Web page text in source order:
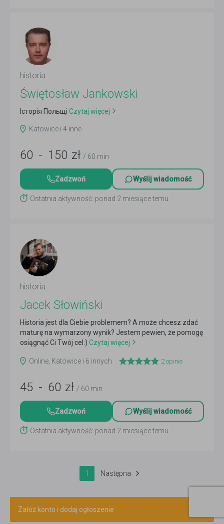
historia
Świętosław Jankowski
Історія Польщі Czytaj więcej
Katowice i 4 inne
60 - 150 zł / 60 min
Zadzwoń Wyślij wiadomość
Ostatnia aktywność: ponad 2 miesiące temu
historia
Jacek Słowiński
Historia jest dla Ciebie problemem? A może chcesz zdać
maturę na wymarzony wynik? Jestem pewien, że pomogę
osiągnąć Ci Twój cel:) Czytaj więcej
Online, Katowice i 6 innych 2opinie
45 - 60 zł / 60 min
Zadzwoń Wyślij wiadomość
Ostatnia aktywność: ponad 2 miesiące temu
1 Następna
Załóż konto i dodaj ogłoszenie